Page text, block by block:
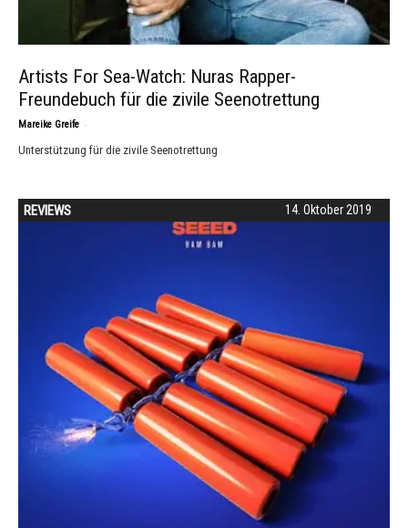
Artists For Sea-Watch: Nuras Rapper-
Freundebuch für die zivile Seenotrettung
Mareike Greife -
Unterstützung für die zivile Seenotrettung
14. Oktober 2019
REVIEWS